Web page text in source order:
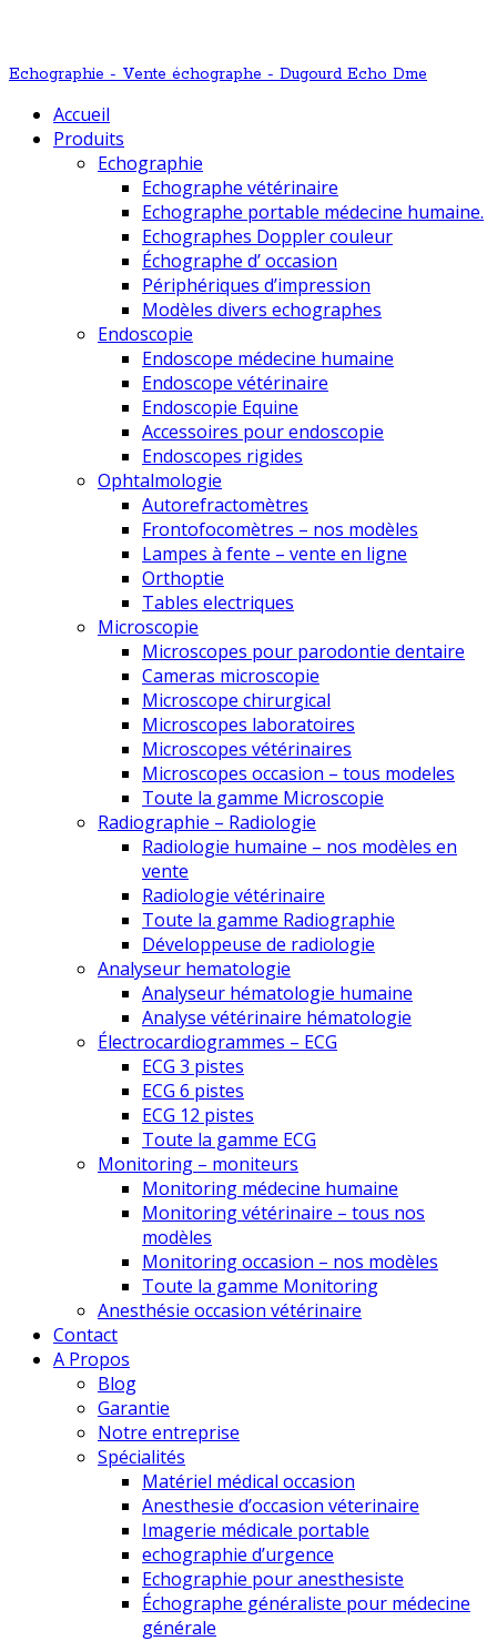
Echographie - Vente échographe - Dugourd Echo Dme
Accueil
Produits
Echographie
Echographe vétérinaire
Echographe portable médecine humaine.
Echographes Doppler couleur
Échographe d’ occasion
Périphériques d’impression
Modèles divers echographes
Endoscopie
Endoscope médecine humaine
Endoscope vétérinaire
Endoscopie Equine
Accessoires pour endoscopie
Endoscopes rigides
Ophtalmologie
Autorefractomètres
Frontofocomètres – nos modèles
Lampes à fente – vente en ligne
Orthoptie
Tables electriques
Microscopie
Microscopes pour parodontie dentaire
Cameras microscopie
Microscope chirurgical
Microscopes laboratoires
Microscopes vétérinaires
Microscopes occasion – tous modeles
Toute la gamme Microscopie
Radiographie – Radiologie
Radiologie humaine – nos modèles en
vente
Radiologie vétérinaire
Toute la gamme Radiographie
Développeuse de radiologie
Analyseur hematologie
Analyseur hématologie humaine
Analyse vétérinaire hématologie
Électrocardiogrammes – ECG
ECG 3 pistes
ECG 6 pistes
ECG 12 pistes
Toute la gamme ECG
Monitoring – moniteurs
Monitoring médecine humaine
Monitoring vétérinaire – tous nos
modèles
Monitoring occasion – nos modèles
Toute la gamme Monitoring
Anesthésie occasion vétérinaire
Contact
A Propos
Blog
Garantie
Notre entreprise
Spécialités
Matériel médical occasion
Anesthesie d’occasion véterinaire
Imagerie médicale portable
echographie d’urgence
Echographie pour anesthesiste
Échographe généraliste pour médecine
générale